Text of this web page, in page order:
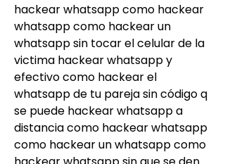
hackear whatsapp como hackear
whatsapp como hackear un
whatsapp sin tocar el celular de la
victima hackear whatsapp y
efectivo como hackear el
whatsapp de tu pareja sin código q
se puede hackear whatsapp a
distancia como hackear whatsapp
como hackear un whatsapp como